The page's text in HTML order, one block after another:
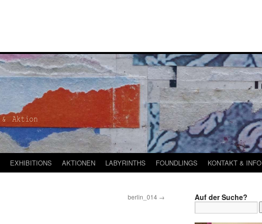
EXHIBITIONS AKTIONEN LABYRINTHS FOUNDLINGS KONTAKT & INFO
berlin_014 → Auf der Suche?